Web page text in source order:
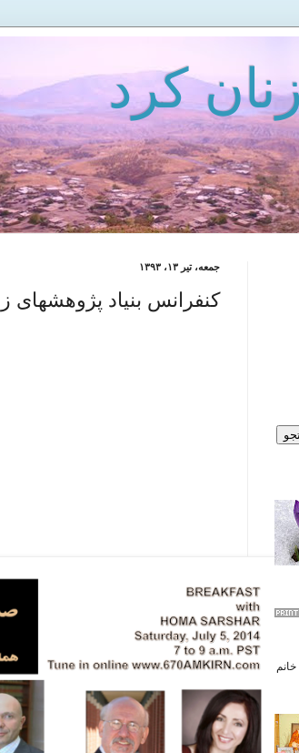
كرد
جمعه، تیر ۱۳، ۱۳۹۳
کنفرانس بنیاد پژوهشهای